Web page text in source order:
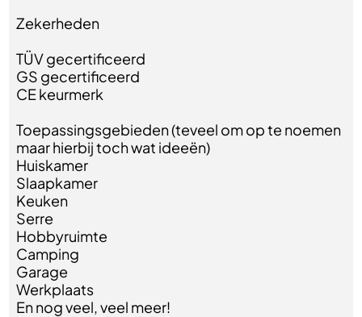
Zekerheden
TÜV gecertificeerd
GS gecertificeerd
CE keurmerk
Toepassingsgebieden (teveel om op te noemen
maar hierbij toch wat ideeën)
Huiskamer
Slaapkamer
Keuken
Serre
Hobbyruimte
Camping
Garage
Werkplaats
En nog veel, veel meer!